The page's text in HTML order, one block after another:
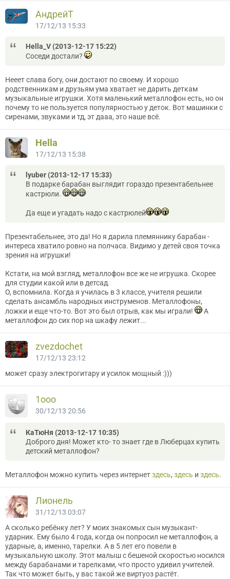
АндрейТ
17/12/13 15:33
Hella_V (2013-12-17 15:22)
Соседи достали?
Нееет слава богу, они достают по своему. И хорошо
родственникам и друзьям ума хватает не дарить деткам
музыкальные игрушки. Хотя маленький металлофон есть, но он
почему то не пользуется популярностью у деток. Вот машинки с
сиренами, звуками и тд, эт дааа, это наше всё.
Hella
17/12/13 15:38
lyuber (2013-12-17 15:33)
В подарке барабан выглядит гораздо презентабельнее
кастрюли.
Да еще и угадать надо с кастрюлей
Презентабельнее, это да! Но я дарила племяннику барабан -
интереса хватило ровно на полчаса. Видимо у детей своя точка
зрения на игрушки!
Кстати, на мой взгляд, металлофон все же не игрушка. Скорее
для студии какой или в детсад.
О, вспомнила. Когда я училась в 3 классе, учителя решили
сделать ансамбль народных инструменов. Металлофоны,
ложки и еще что-то. Вот это был отрыв, как мы играли!
А
металлофон до сих пор на шкафу лежит...
zvezdochet
17/12/13 23:12
может сразу электрогитару и усилок мощный :)))
1ooo
30/12/13 20:56
КаТюНя (2013-12-17 10:35)
Доброго дня! Может кто- то знает где в Люберцах купить
детский металлофон?
Металлофон можно купить через интернетздесь, здесь и здесь.
Лионель
31/12/13 03:07
А сколько ребёнку лет? У моих знакомых сын музыкант-
ударник. Ему было 4 года, когда он попросил не металлофон, а
ударные, а, именно, тарелки. А в 5 лет его повели в
музыкальную школу. Этот малыш с бешеной скоростью носился
между барабанами и тарелками, что просто удивил учителей.
Так что может быть, у вас такой же виртуоз растёт.